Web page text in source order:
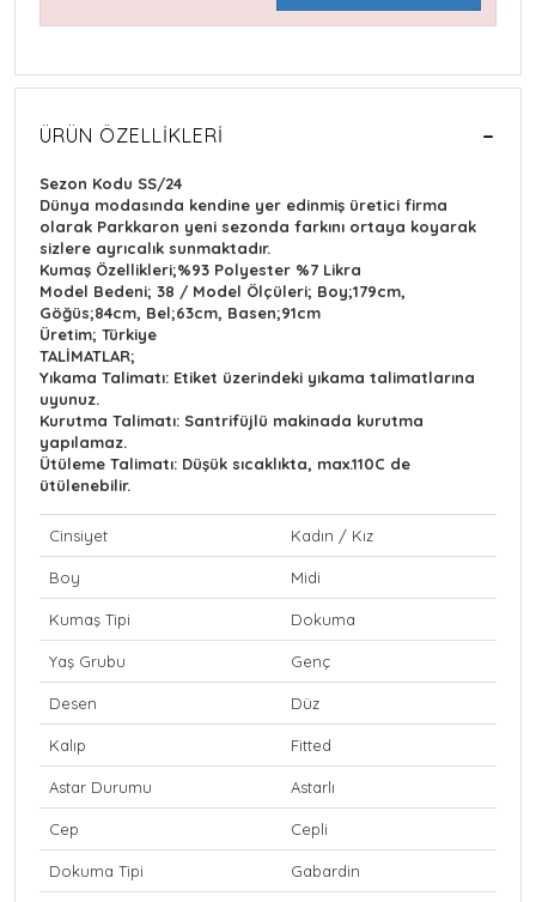
ÜRÜN ÖZELLIKLERI
Sezon Kodu SS/24
Dünya modasında kendine yer edinmiş üretici firma
olarak Parkkaron yeni sezonda farkını ortaya koyarak
sizlere ayrıcalık sunmaktadır.
Kumaş Özellikleri;%93 Polyester %7 Likra
Model Bedeni; 38 / Model Ölçüleri; Boy;179cm,
Göğüs;84cm, Bel;63cm, Basen;91cm
Üretim; Türkiye
TALİMATLAR;
Yıkama Talimatı: Etiket üzerindeki yıkama talimatlarına
uyunuz.
Kurutma Talimatı: Santrifüjlü makinada kurutma
yapılamaz.
Ütüleme Talimatı: Düşük sıcaklıkta, max.110C de
ütülenebilir.
Cinsiyet Kadın / Kız
Boy Midi
Kumaş Tipi Dokuma
Yaş Grubu Genç
Desen Düz
Kalıp Fitted
Astar Durumu Astarlı
Cep Cepli
Dokuma Tipi Gabardin